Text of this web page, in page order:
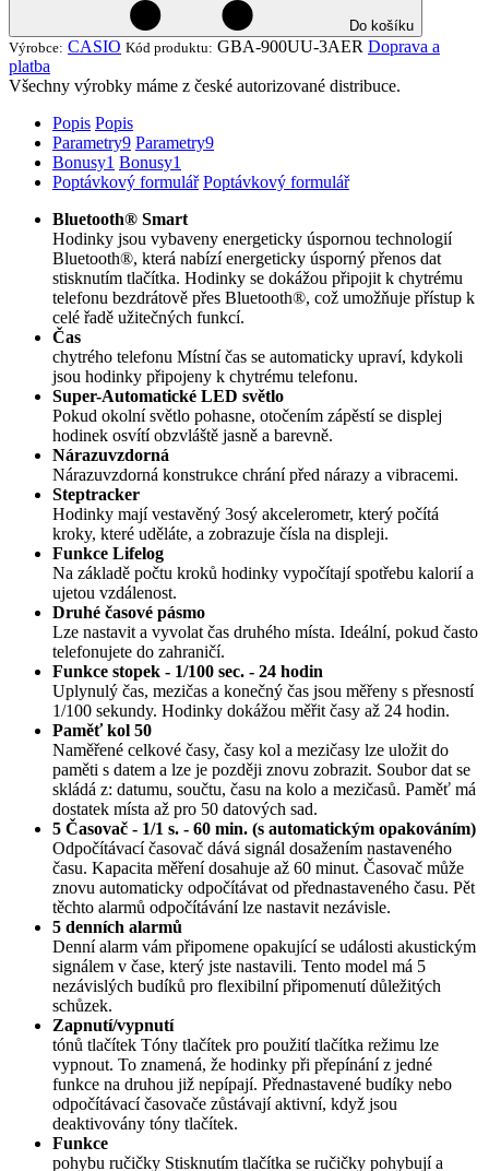
Do košíku
Výrobce: CASIO Kód produktu: GBA-900UU-3AER Doprava a
platba
Všechny výrobky máme z české autorizované distribuce.
Popis Popis
Parametry9 Parametry9
Bonusy1 Bonusy1
Poptávkový formulář Poptávkový formulář
Bluetooth® Smart
Hodinky jsou vybaveny energeticky úspornou technologií
Bluetooth®, která nabízí energeticky úsporný přenos dat
stisknutím tlačítka. Hodinky se dokážou připojit k chytrému
telefonu bezdrátově přes Bluetooth®, což umožňuje přístup k
celé řadě užitečných funkcí.
Čas
chytrého telefonu Místní čas se automaticky upraví, kdykoli
jsou hodinky připojeny k chytrému telefonu.
Super-Automatické LED světlo
Pokud okolní světlo pohasne, otočením zápěstí se displej
hodinek osvítí obzvláště jasně a barevně.
Nárazuvzdorná
Nárazuvzdorná konstrukce chrání před nárazy a vibracemi.
Steptracker
Hodinky mají vestavěný 3osý akcelerometr, který počítá
kroky, které uděláte, a zobrazuje čísla na displeji.
Funkce Lifelog
Na základě počtu kroků hodinky vypočítají spotřebu kalorií a
ujetou vzdálenost.
Druhé časové pásmo
Lze nastavit a vyvolat čas druhého místa. Ideální, pokud často
telefonujete do zahraničí.
Funkce stopek - 1/100 sec. - 24 hodin
Uplynulý čas, mezičas a konečný čas jsou měřeny s přesností
1/100 sekundy. Hodinky dokážou měřit časy až 24 hodin.
Paměť kol 50
Naměřené celkové časy, časy kol a mezičasy lze uložit do
paměti s datem a lze je později znovu zobrazit. Soubor dat se
skládá z: datumu, součtu, času na kolo a mezičasů. Paměť má
dostatek místa až pro 50 datových sad.
5 Časovač - 1/1 s. - 60 min. (s automatickým opakováním)
Odpočítávací časovač dává signál dosažením nastaveného
času. Kapacita měření dosahuje až 60 minut. Časovač může
znovu automaticky odpočítávat od přednastaveného času. Pět
těchto alarmů odpočítávání lze nastavit nezávisle.
5 denních alarmů
Denní alarm vám připomene opakující se události akustickým
signálem v čase, který jste nastavili. Tento model má 5
nezávislých budíků pro flexibilní připomenutí důležitých
schůzek.
Zapnutí/vypnutí
tónů tlačítek Tóny tlačítek pro použití tlačítka režimu lze
vypnout. To znamená, že hodinky při přepínání z jedné
funkce na druhou již nepípají. Přednastavené budíky nebo
odpočítávací časovače zůstávají aktivní, když jsou
deaktivovány tóny tlačítek.
Funkce
pohybu ručičky Stisknutím tlačítka se ručičky pohybují a